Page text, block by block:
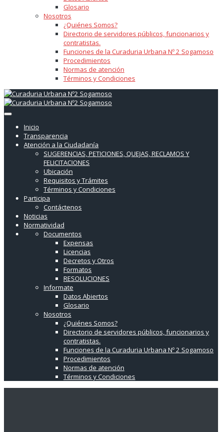
Glosario
Nosotros
¿Quiénes Somos?
Directorio de servidores públicos, funcionarios y
contratistas.
Funciones de la Curaduria Urbana Nº 2 Sogamoso
Procedimientos
Normas de atención
Términos y Condiciones
Inicio
Transparencia
Atención a la Ciudadanía
SUGERENCIAS, PETICIONES, QUEJAS, RECLAMOS Y
FELICITACIONES
Ubicación
Requisitos y Trámites
Términos y Condiciones
Participa
Contáctenos
Noticias
Normatividad
Documentos
Expensas
Licencias
Decretos y Otros
Formatos
RESOLUCIONES
Informate
Datos Abiertos
Glosario
Nosotros
¿Quiénes Somos?
Directorio de servidores públicos, funcionarios y
contratistas.
Funciones de la Curaduria Urbana Nº 2 Sogamoso
Procedimientos
Normas de atención
Términos y Condiciones